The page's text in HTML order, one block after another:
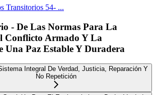
Transitorios 54- ...
- De Las Normas Para La
Conflicto Armado Y La
Una Paz Estable Y Duradera
Integral De Verdad, Justicia, Reparación Y
No Repetición